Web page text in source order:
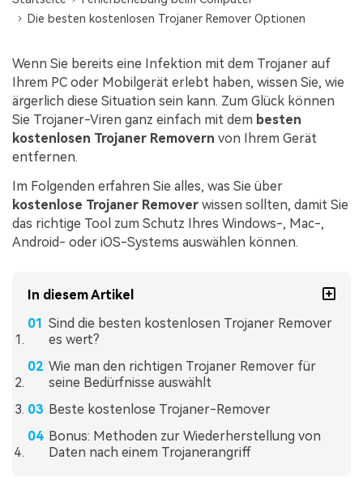
Die besten kostenlosen Trojaner Remover Optionen
Wenn Sie bereits eine Infektion mit dem Trojaner auf
Ihrem PC oder Mobilgerät erlebt haben, wissen Sie, wie
ärgerlich diese Situation sein kann. Zum Glück können
Sie Trojaner-Viren ganz einfach mit dem besten
kostenlosen Trojaner Removern von Ihrem Gerät
entfernen.
Im Folgenden erfahren Sie alles, was Sie über
kostenlose Trojaner Remover wissen sollten, damit Sie
das richtige Tool zum Schutz Ihres Windows-, Mac-,
Android- oder iOS-Systems auswählen können.
In diesem Artikel
Sind die besten kostenlosen Trojaner Remover
es wert?
Wie man den richtigen Trojaner Remover für
seine Bedürfnisse auswählt
Beste kostenlose Trojaner-Remover
Bonus: Methoden zur Wiederherstellung von
Daten nach einem Trojanerangriff